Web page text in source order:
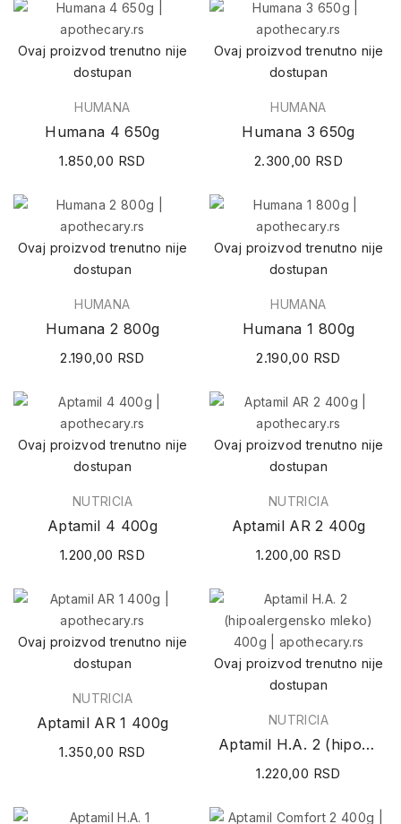
Ovaj proizvod trenutno nije
dostupan
HUMANA
Humana 4 650g
1.850,00 RSD
Ovaj proizvod trenutno nije
dostupan
HUMANA
Humana 3 650g
2.300,00 RSD
Ovaj proizvod trenutno nije
dostupan
HUMANA
Humana 2 800g
2.190,00 RSD
Ovaj proizvod trenutno nije
dostupan
HUMANA
Humana 1 800g
2.190,00 RSD
Ovaj proizvod trenutno nije
dostupan
NUTRICIA
Aptamil 4 400g
1.200,00 RSD
Ovaj proizvod trenutno nije
dostupan
NUTRICIA
Aptamil AR 2 400g
1.200,00 RSD
Ovaj proizvod trenutno nije
dostupan
NUTRICIA
Aptamil AR 1 400g
1.350,00 RSD
Ovaj proizvod trenutno nije
dostupan
NUTRICIA
Aptamil H.A. 2 (hipoalergensko mleko) 400g
1.220,00 RSD